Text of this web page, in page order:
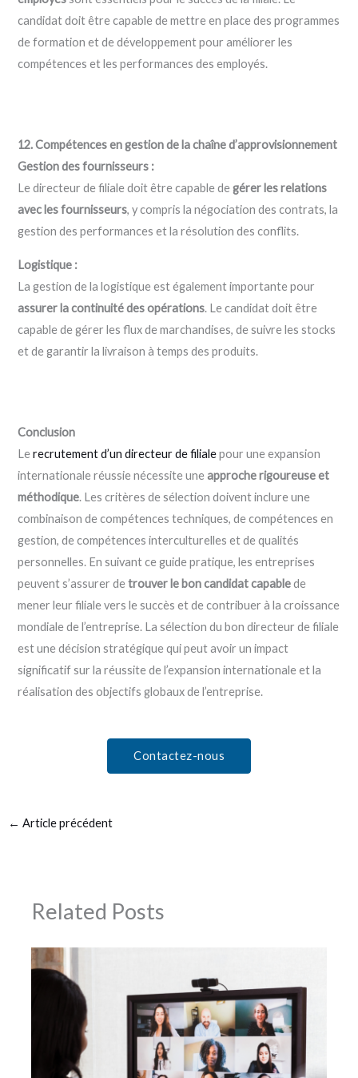
candidat doit être capable de mettre en place des programmes
de formation et de développement pour améliorer les
compétences et les performances des employés.
12. Compétences en gestion de la chaîne d’approvisionnement
Gestion des fournisseurs :
Le directeur de filiale doit être capable degérer les relations
avec les fournisseurs, y compris la négociation des contrats, la
gestion des performances et la résolution des conflits.
Logistique :
La gestion de la logistique est également importante pour
assurer la continuité des opérations. Le candidat doit être
capable de gérer les flux de marchandises, de suivre les stocks
et de garantir la livraison à temps des produits.
Conclusion
Lerecrutement d’un directeur de filialepour une expansion
internationale réussie nécessite uneapproche rigoureuse et
méthodique. Les critères de sélection doivent inclure une
combinaison de compétences techniques, de compétences en
gestion, de compétences interculturelles et de qualités
personnelles. En suivant ce guide pratique, les entreprises
peuvent s’assurer detrouver le bon candidat capablede
mener leur filiale vers le succès et de contribuer à la croissance
mondiale de l’entreprise. La sélection du bon directeur de filiale
est une décision stratégique qui peut avoir un impact
significatif sur la réussite de l’expansion internationale et la
réalisation des objectifs globaux de l’entreprise.
Contactez-nous
← Article précédent
Related Posts